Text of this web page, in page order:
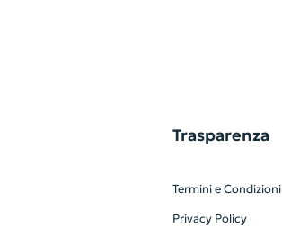
Trasparenza
Termini e Condizioni
Privacy Policy